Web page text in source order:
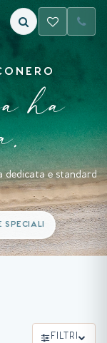
ha
dedicata e standard
SPECIALI
FILTRI